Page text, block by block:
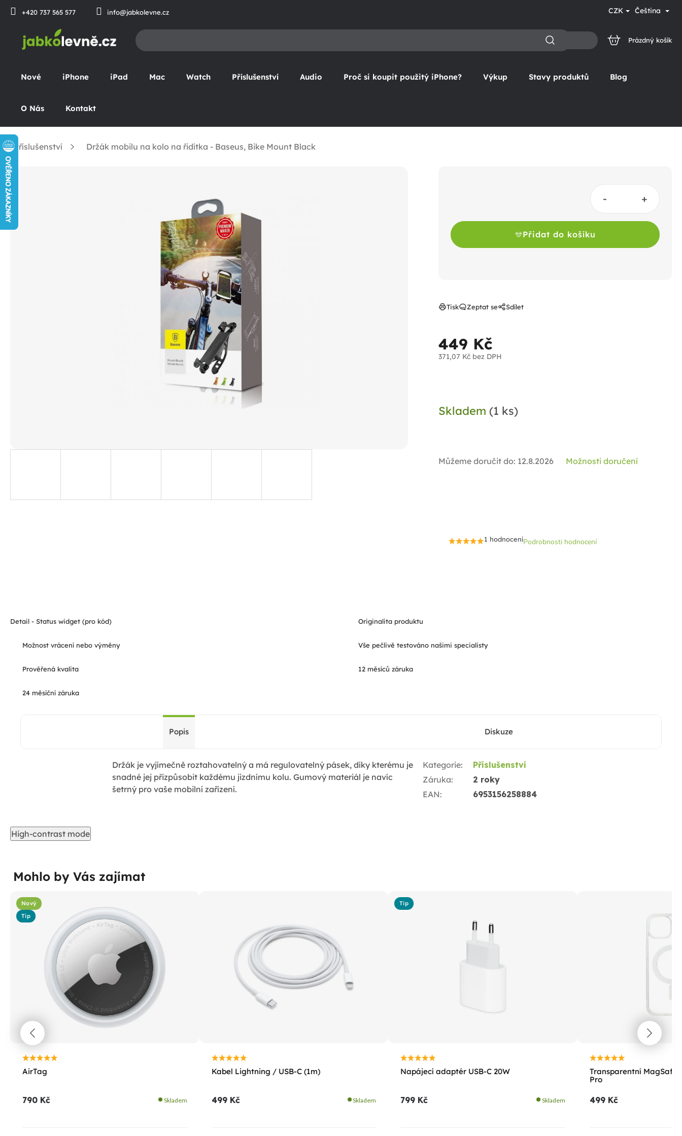
Přejít
+420 737 565 577 info@jabkolevne.cz CZK Čeština
NÁKUPNÍ
Prázdný košík
Nové iPhone iPad Mac Watch Příslušenství Audio Proč si koupit použitý iPhone? Výkup Stavy produktů Blog
O Nás Kontakt
Příslušenství Držák mobilu na kolo na řidítka - Baseus, Bike Mount Black
Průměrné
1 hodnoceníPodrobnosti hodnocení
449 Kč
371,07 Kč bez DPH
Skladem (1 ks)
Můžeme doručit do: 12.8.2026 Možnosti doručení
Přidat do košíku
Tisk Zeptat se Sdílet
Detail - Status widget (pro kód) Originalita produktu
Možnost vrácení nebo výměny Vše pečlivě testováno našimi specialisty
Prověřená kvalita 12 měsíců záruka
24 měsíční záruka
Popis Diskuze
Držák je vyjímečně roztahovatelný a má regulovatelný pásek, díky kterému je
snadné jej přizpůsobit každému jizdnímu kolu. Gumový materiál je navíc
šetrný pro vaše mobilní zařízení.
Kategorie:
Příslušenství
Záruka:
2 roky
EAN: 6953156258884
High-contrast mode
Mohlo by Vás zajímat
Nový
Tip
AirTag
790 Kč Skladem
Kabel Lightning / USB-C (1m)
499 Kč Skladem
Tip
Napájecí adaptér USB-C 20W
799 Kč Skladem
Transparentní MagSafe
Pro
499 Kč